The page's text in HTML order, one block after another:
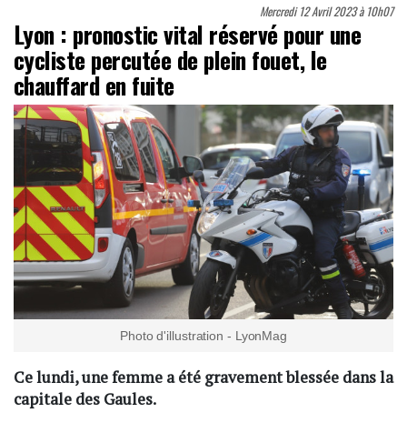
Mercredi 12 Avril 2023 à 10h07
Lyon : pronostic vital réservé pour une
cycliste percutée de plein fouet, le
chauffard en fuite
Photo d'illustration - LyonMag
Ce lundi, une femme a été gravement blessée dans la
capitale des Gaules.